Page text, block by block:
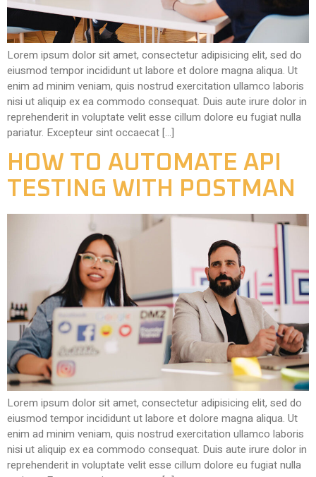
Lorem ipsum dolor sit amet, consectetur adipisicing elit, sed do
eiusmod tempor incididunt ut labore et dolore magna aliqua. Ut
enim ad minim veniam, quis nostrud exercitation ullamco laboris
nisi ut aliquip ex ea commodo consequat. Duis aute irure dolor in
reprehenderit in voluptate velit esse cillum dolore eu fugiat nulla
pariatur. Excepteur sint occaecat […]
HOW TO AUTOMATE API
TESTING WITH POSTMAN
Lorem ipsum dolor sit amet, consectetur adipisicing elit, sed do
eiusmod tempor incididunt ut labore et dolore magna aliqua. Ut
enim ad minim veniam, quis nostrud exercitation ullamco laboris
nisi ut aliquip ex ea commodo consequat. Duis aute irure dolor in
reprehenderit in voluptate velit esse cillum dolore eu fugiat nulla